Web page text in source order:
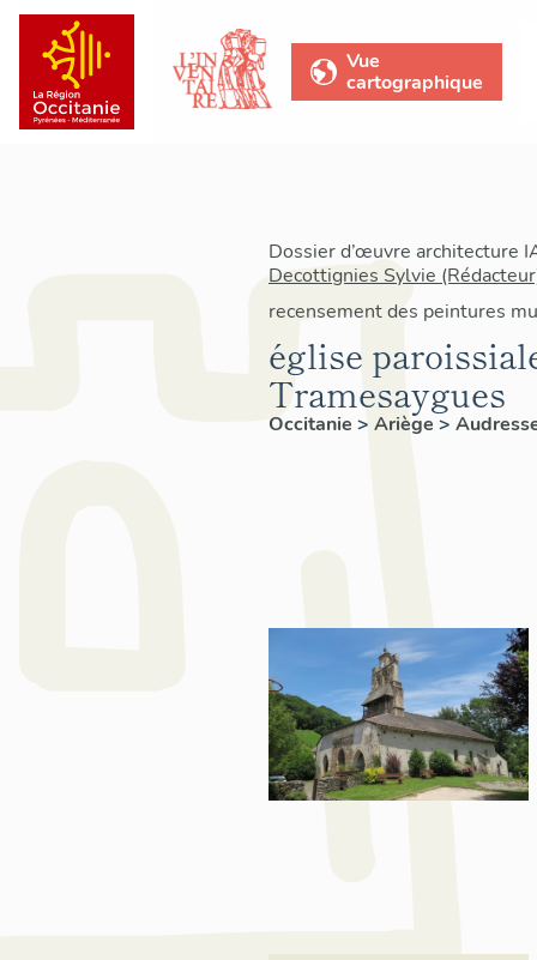
Vue
cartographique
Dossier d’œuvre architecture
Decottignies Sylvie
recensement des peintures
église
Tramesaygues
Occitanie > Ariège >